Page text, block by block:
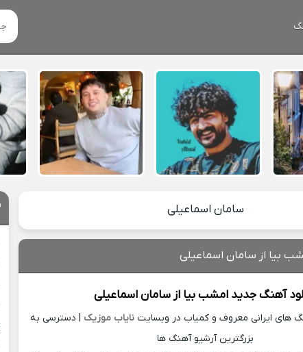
سامان اسماعیلی
بیا از سامان اسماعیلی
آهنگ جدید امشب بیا ازسامان اسماعیلی
های ایرانی معروف و کمیاب در وبسایتنایاب موزیک | دسترسی به
بزرگترین آرشیو آهنگ ها